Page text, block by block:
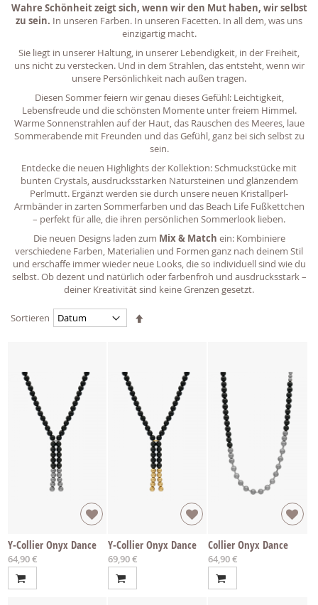
Wahre Schönheit zeigt sich, wenn wir den Mut haben, wir selbst
zu sein. In unseren Farben. In unseren Facetten. In all dem, was uns
einzigartig macht.
Sie liegt in unserer Haltung, in unserer Lebendigkeit, in der Freiheit,
uns nicht zu verstecken. Und in dem Strahlen, das entsteht, wenn wir
unsere Persönlichkeit nach außen tragen.
Diesen Sommer feiern wir genau dieses Gefühl: Leichtigkeit,
Lebensfreude und die schönsten Momente unter freiem Himmel.
Warme Sonnenstrahlen auf der Haut, das Rauschen des Meeres, laue
Sommerabende mit Freunden und das Gefühl, ganz bei sich selbst zu
sein.
Entdecke die neuen Highlights der Kollektion: Schmuckstücke mit
bunten Crystals, ausdrucksstarken Natursteinen und glänzendem
Perlmutt. Ergänzt werden sie durch unsere neuen Kristallperl-
Armbänder in zarten Sommerfarben und das Beach Life Fußkettchen
– perfekt für alle, die ihren persönlichen Sommerlook lieben.
Die neuen Designs laden zum Mix & Match ein: Kombiniere
verschiedene Farben, Materialien und Formen ganz nach deinem Stil
und erschaffe immer wieder neue Looks, die so individuell sind wie du
selbst. Ob dezent und natürlich oder farbenfroh und ausdrucksstark –
deiner Kreativität sind keine Grenzen gesetzt.
Sortieren
Absteigend
Y-Collier Onyx Dance
64,90 €
Y-Collier Onyx Dance
69,90 €
Collier Onyx Dance
64,90 €